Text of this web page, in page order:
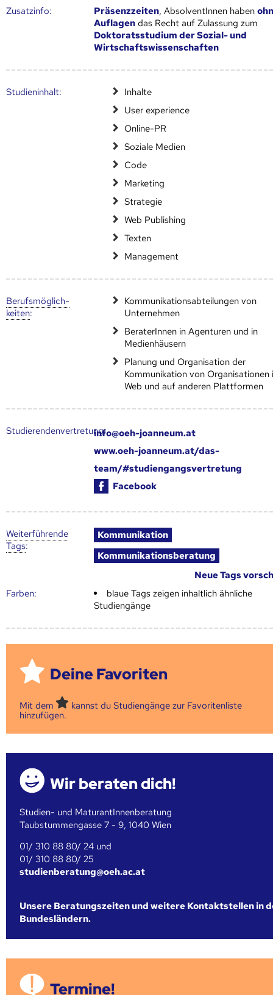
Zusatz­info:
Präsenzzeiten, AbsolventInnen haben
Auflagen das Recht auf Zulassung zum
Doktoratsstudium der Sozial- und
Wirtschaftswissenschaften
Studien­inhalt:
Inhalte
User experience
Online-PR
Soziale Medien
Code
Marketing
Strategie
Web Publishing
Texten
Management
Berufs­möglich­
keiten:
Kommunikationsabteilungen von
Unternehmen
BeraterInnen in Agenturen und in
Medienhäusern
Planung und Organisation der
Kommunikation von Organisationen
Web und auf anderen Plattformen
Studierendenvertretung:info@oeh-joanneum.at
www.oeh-joanneum.at/das-
team/#studiengangsvertretung
Facebook
Weiter­führende
Tags:
Kommunikation
Kommunikationsberatung
Neue Tags
Farben:
blaue Tags zeigen inhaltlich ähnliche
Studiengänge
Deine Favoriten
Mit dem
kannst du Studiengänge zur Favoritenliste
hinzufügen.
Wir beraten dich!
Studien- und MaturantInnenberatung
Taubstummengasse 7 - 9, 1040 Wien
01/ 310 88 80/ 24 und
01/ 310 88 80/ 25
studienberatung@oeh.ac.at
Unsere Beratungszeiten und weitere Kontaktstellen in
Bundesländern.
Termine!